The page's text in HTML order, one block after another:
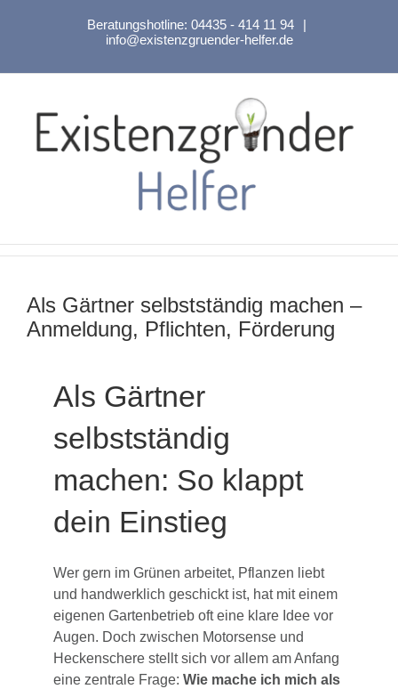
Beratungshotline: 04435 - 414 11 94
|
info@existenzgruender-helfer.de
Als Gärtner selbstständig machen –
Anmeldung, Pflichten, Förderung
Als Gärtner
selbstständig
machen: So klappt
dein Einstieg
Wer gern im Grünen arbeitet, Pflanzen liebt
und handwerklich geschickt ist, hat mit einem
eigenen Gartenbetrieb oft eine klare Idee vor
Augen. Doch zwischen Motorsense und
Heckenschere stellt sich vor allem am Anfang
eine zentrale Frage: Wie mache ich mich als